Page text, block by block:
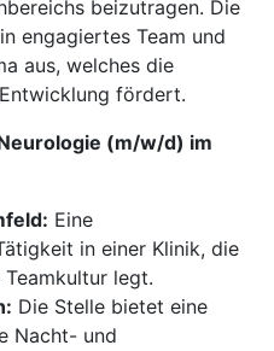
beizutragen. Die
engagiertes Team und
aus, welches die
fördert.
(m/w/d) im
Eine
in einer Klinik, die
legt.
Die Stelle bietet eine
Nacht- und